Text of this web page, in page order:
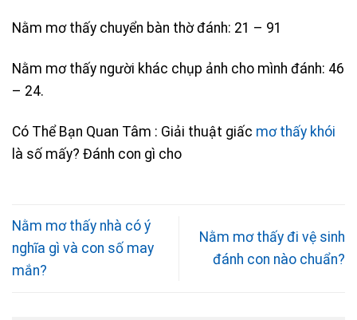
Nằm mơ thấy chuyển bàn thờ đánh: 21 – 91
Nằm mơ thấy người khác chụp ảnh cho mình đánh: 46
– 24.
Có Thể Bạn Quan Tâm : Giải thuật giấc mơ thấy khói
là số mấy? Đánh con gì cho
Nằm mơ thấy nhà có ý
nghĩa gì và con số may
mắn?
Nằm mơ thấy đi vệ sinh
đánh con nào chuẩn?